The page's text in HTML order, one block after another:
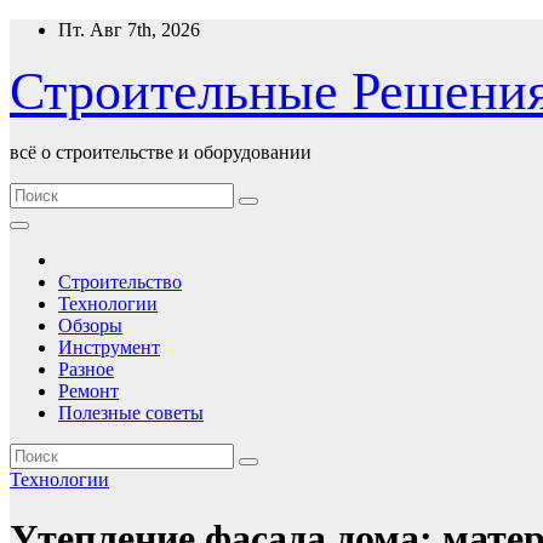
Перейти
содержимому
Пт. Авг 7th, 2026
Строительные
всё о строительстве и оборудовании
Строительство
Технологии
Обзоры
Инструмент
Разное
Ремонт
Полезные советы
Технологии